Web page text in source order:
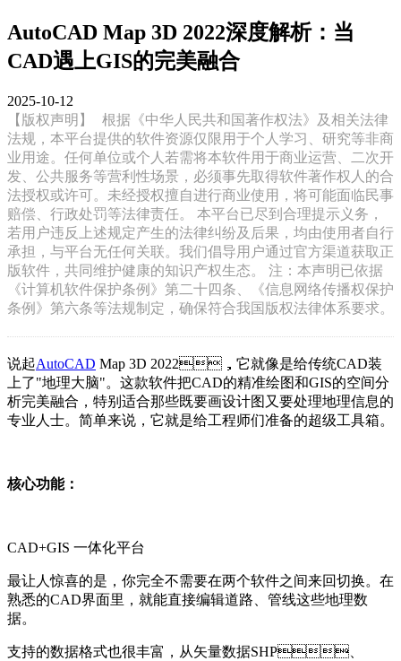
AutoCAD Map 3D 2022深度解析：当
CAD遇上GIS的完美融合
2025-10-12
【版权声明】
根据《中华人民共和国著作权法》及相关法律
法规，本平台提供的软件资源仅限用于个人学习、研究等非商
业用途。任何单位或个人若需将本软件用于商业运营、二次开
发、公共服务等营利性场景，必须事先取得软件著作权人的合
法授权或许可。未经授权擅自进行商业使用，将可能面临民事
赔偿、行政处罚等法律责任。 本平台已尽到合理提示义务，
若用户违反上述规定产生的法律纠纷及后果，均由使用者自行
承担，与平台无任何关联。我们倡导用户通过官方渠道获取正
版软件，共同维护健康的知识产权生态。 注：本声明已依据
《计算机软件保护条例》第二十四条、《信息网络传播权保护
条例》第六条等法规制定，确保符合我国版权法律体系要求。
说起AutoCAD Map 3D 2022，它就像是给传统CAD装
上了"地理大脑"。这款软件把CAD的精准绘图和GIS的空间分
析完美融合，特别适合那些既要画设计图又要处理地理信息的
专业人士。简单来说，它就是给工程师们准备的超级工具箱。
核心功能：
CAD+GIS 一体化平台
最让人惊喜的是，你完全不需要在两个软件之间来回切换。在
熟悉的CAD界面里，就能直接编辑道路、管线这些地理数
据。
支持的数据格式也很丰富，从矢量数据SHP、